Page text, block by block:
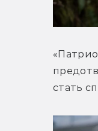
стать